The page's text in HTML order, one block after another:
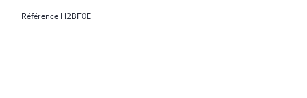
Référence H2BF0E